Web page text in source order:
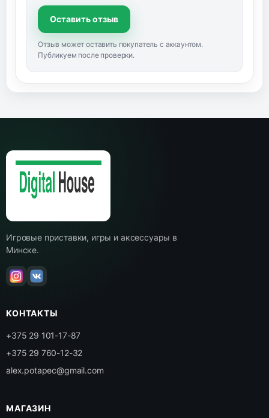
Оставить отзыв
Отзыв может оставить покупатель с аккаунтом.
Публикуем после проверки.
Игровые приставки, игры и аксессуары в
Минске.
КОНТАКТЫ
+375 29 101-17-87
+375 29 760-12-32
alex.potapec@gmail.com
МАГАЗИН